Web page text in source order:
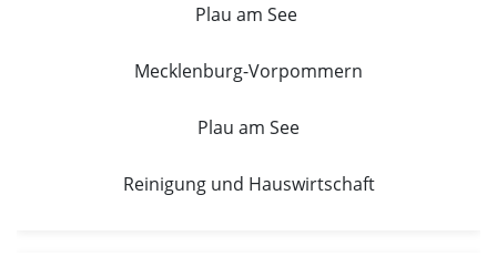
Plau am See
Mecklenburg-Vorpommern
Plau am See
Reinigung und Hauswirtschaft